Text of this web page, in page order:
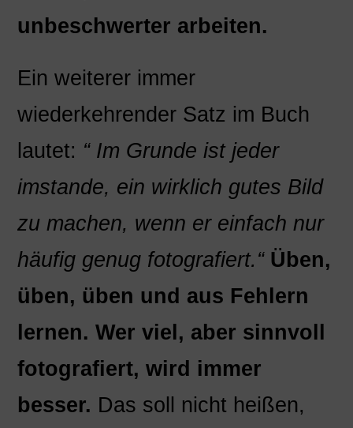
unbeschwerter arbeiten.
Ein weiterer immer
wiederkehrender Satz im Buch
lautet: “ Im Grunde ist jeder
imstande, ein wirklich gutes Bild
zu machen, wenn er einfach nur
häufig genug fotografiert.“ Üben,
üben, üben und aus Fehlern
lernen. Wer viel, aber sinnvoll
fotografiert, wird immer
besser. Das soll nicht heißen,